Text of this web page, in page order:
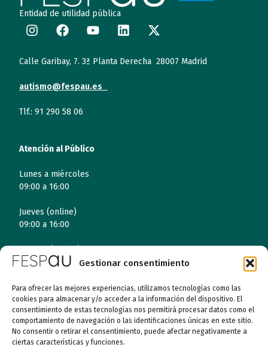
Gestionar consentimiento
Para ofrecer las mejores experiencias, utilizamos tecnologías como las
cookies para almacenar y/o acceder a la información del dispositivo. El
consentimiento de estas tecnologías nos permitirá procesar datos como el
comportamiento de navegación o las identificaciones únicas en este sitio.
No consentir o retirar el consentimiento, puede afectar negativamente a
ciertas características y funciones.
Entidad de utilidad pública
Calle Garibay, 7. 3ª Planta Derecha 28007 Madrid
autismo@fespau.es
Tlf.: 91 290 58 06
Atención al Público
Lunes a miércoles
09:00 a 16:00
Jueves (online)
09:00 a 16:00
09:00 a 14:00
Quiénes somos
Entidades